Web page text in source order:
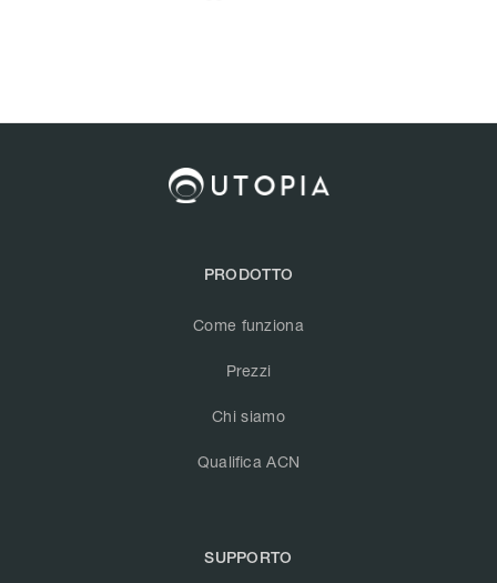
PRODOTTO
Come funziona
Prezzi
Chi siamo
Qualifica ACN
SUPPORTO